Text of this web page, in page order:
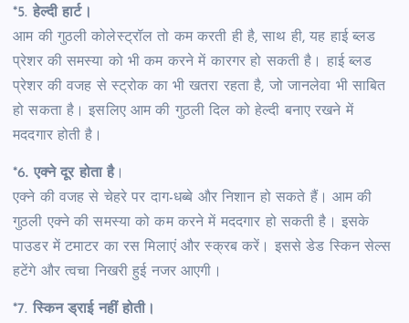
*5. हेल्दी हार्ट।
आम की गुठली कोलेस्ट्रॉल तो कम करती ही है, साथ ही, यह हाई ब्लड
प्रेशर की समस्या को भी कम करने में कारगर हो सकती है। हाई ब्लड
प्रेशर की वजह से स्ट्रोक का भी खतरा रहता है, जो जानलेवा भी साबित
हो सकता है। इसलिए आम की गुठली दिल को हेल्दी बनाए रखने में
मददगार होती है।
*6. एक्ने दूर होता है।
एक्ने की वजह से चेहरे पर दाग-धब्बे और निशान हो सकते हैं। आम की
गुठली एक्ने की समस्या को कम करने में मददगार हो सकती है। इसके
पाउडर में टमाटर का रस मिलाएं और स्क्रब करें। इससे डेड स्किन सेल्स
हटेंगे और त्वचा निखरी हुई नजर आएगी।
*7. स्किन ड्राई नहीं होती।